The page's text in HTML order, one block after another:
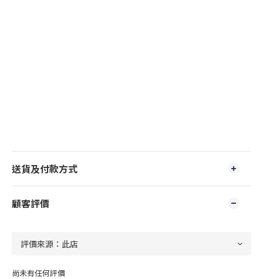
送貨及付款方式
顧客評價
尚未有任何評價